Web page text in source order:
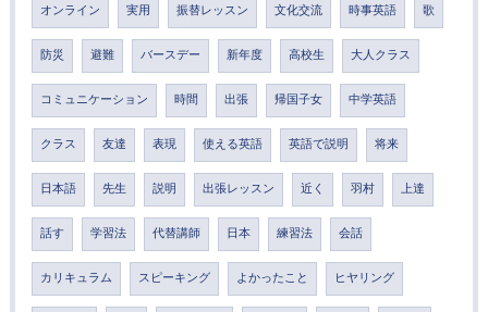
オンライン 実用 振替レッスン 文化交流 時事英語 歌
防災 避難 バースデー 新年度 高校生 大人クラス
コミュニケーション 時間 出張 帰国子女 中学英語
クラス 友達 表現 使える英語 英語で説明 将来
日本語 先生 説明 出張レッスン 近く 羽村 上達
話す 学習法 代替講師 日本 練習法 会話
カリキュラム スピーキング よかったこと ヒヤリング